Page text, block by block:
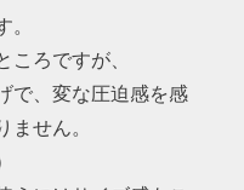
ろですが、
で、変な圧迫感を感
せん。